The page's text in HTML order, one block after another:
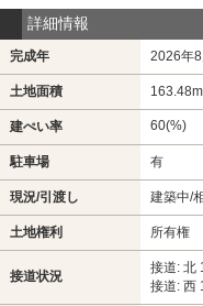
詳細情報
完成年 2026年
土地面積
建ぺい率 60(%)
駐車場 有
現況/引渡し 建築中/
土地権利 所有権
接道状況
接道: 北
接道: 西